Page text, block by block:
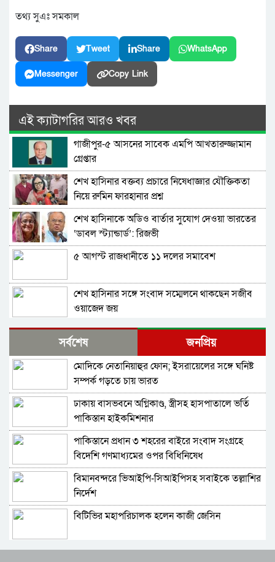
তথ্য সুএঃ সমকাল
Share Tweet Share WhatsApp
Messenger Copy Link
এই ক্যাটাগরির আরও খবর
গাজীপুর-৫ আসনের সাবেক এমপি আখতারুজ্জামান
গ্রেপ্তার
শেখ হাসিনার বক্তব্য প্রচারে নিষেধাজ্ঞার যৌক্তিকতা
নিয়ে রুমিন ফারহানার প্রশ্ন
শেখ হাসিনাকে অডিও বার্তার সুযোগ দেওয়া ভারতের
‘ডাবল স্ট্যান্ডার্ড’: রিজভী
৫ আগস্ট রাজধানীতে ১১ দলের সমাবেশ
শেখ হাসিনার সঙ্গে সংবাদ সম্মেলনে থাকছেন সজীব
ওয়াজেদ জয়
ক্ষমতাচ্যুতির দুই বছর: ৫ অগাস্ট ‘ভার্চুয়ালি সামনে
আসছেন’ হাসিনা
১১ দলের লিয়াজোঁ কমিটির বৈঠক, ৫ আগস্ট সমাবেশ
হাতকড়া আমাদের কাছে নববধূর চুড়ির মতো: কাদের
সিদ্দিকী
শাপলা চত্বর ‘গণহত্যা’ মামলায় লতিফ সিদ্দিকী গ্রেপ্তার
চুনারুঘাটের হত্যাচেষ্টা মামলায় ব্যারিস্টার সুমনের
জামিন
জুলাই আন্দোলনের শরিকদের নিয়ে প্রধানমন্ত্রীর
সর্বশেষ জনপ্রিয়
মোদিকে নেতানিয়াহুর ফোন; ইসরায়েলের সঙ্গে ঘনিষ্ট
সম্পর্ক গড়তে চায় ভারত
ঢাকায় বাসভবনে অগ্নিকাণ্ড, স্ত্রীসহ হাসপাতালে ভর্তি
পাকিস্তান হাইকমিশনার
পাকিস্তানে প্রধান ৩ শহরের বাইরে সংবাদ সংগ্রহে
বিদেশি গণমাধ্যমের ওপর বিধিনিষেধ
বিমানবন্দরে ভিআইপি-সিআইপিসহ সবাইকে তল্লাশির
নির্দেশ
বিটিভির মহাপরিচালক হলেন কাজী জেসিন
র‍্যাব বিলুপ্ত করে আনা হচ্ছে নতুন বাহিনী